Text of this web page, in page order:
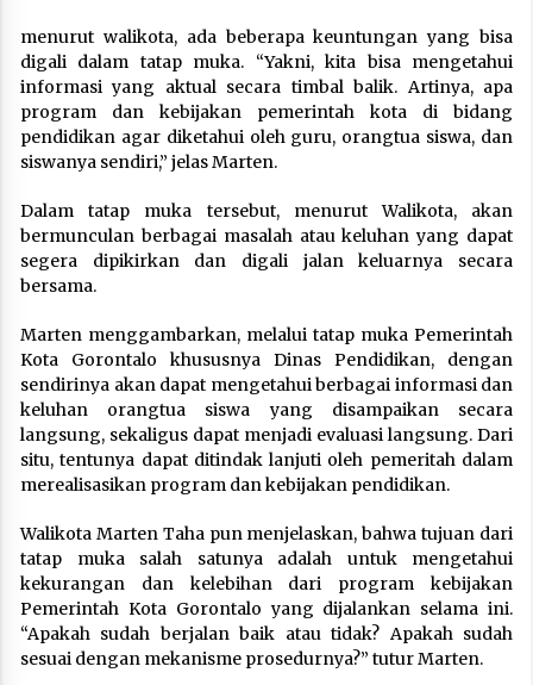
menurut walikota, ada beberapa keuntungan yang bisa
digali dalam tatap muka. “Yakni, kita bisa mengetahui
informasi yang aktual secara timbal balik. Artinya, apa
program dan kebijakan pemerintah kota di bidang
pendidikan agar diketahui oleh guru, orangtua siswa, dan
siswanya sendiri,” jelas Marten.
Dalam tatap muka tersebut, menurut Walikota, akan
bermunculan berbagai masalah atau keluhan yang dapat
segera dipikirkan dan digali jalan keluarnya secara
bersama.
Marten menggambarkan, melalui tatap muka Pemerintah
Kota Gorontalo khususnya Dinas Pendidikan, dengan
sendirinya akan dapat mengetahui berbagai informasi dan
keluhan orangtua siswa yang disampaikan secara
langsung, sekaligus dapat menjadi evaluasi langsung. Dari
situ, tentunya dapat ditindak lanjuti oleh pemeritah dalam
merealisasikan program dan kebijakan pendidikan.
Walikota Marten Taha pun menjelaskan, bahwa tujuan dari
tatap muka salah satunya adalah untuk mengetahui
kekurangan dan kelebihan dari program kebijakan
Pemerintah Kota Gorontalo yang dijalankan selama ini.
“Apakah sudah berjalan baik atau tidak? Apakah sudah
sesuai dengan mekanisme prosedurnya?” tutur Marten.